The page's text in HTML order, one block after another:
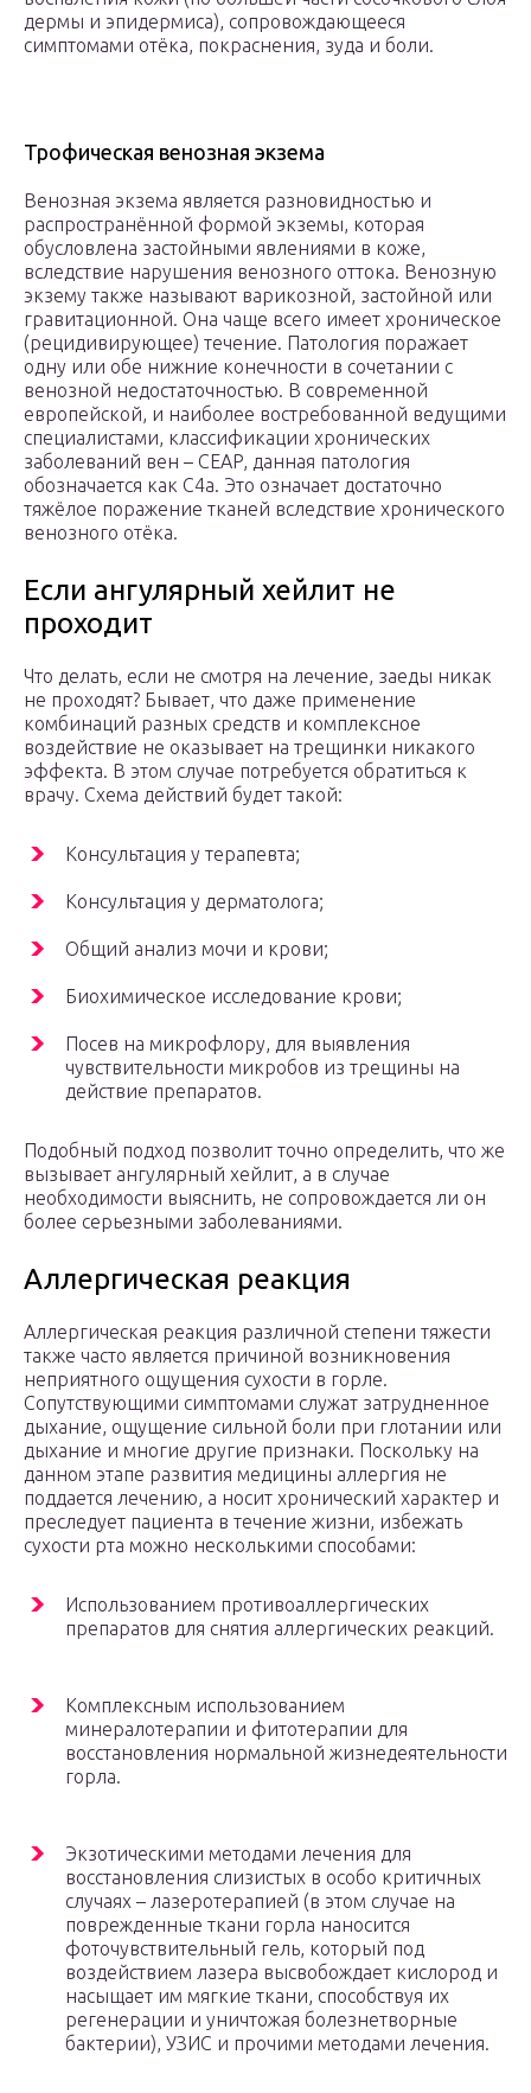
дермы и эпидермиса), сопровождающееся
симптомами отёка, покраснения, зуда и боли.
Трофическая венозная экзема
Венозная экзема является разновидностью и
распространённой формой экземы, которая
обусловлена застойными явлениями в коже,
вследствие нарушения венозного оттока. Венозную
экзему также называют варикозной, застойной или
гравитационной. Она чаще всего имеет хроническое
(рецидивирующее) течение. Патология поражает
одну или обе нижние конечности в сочетании с
венозной недостаточностью. В современной
европейской, и наиболее востребованной ведущими
специалистами, классификации хронических
заболеваний вен – CEAP, данная патология
обозначается как С4а. Это означает достаточно
тяжёлое поражение тканей вследствие хронического
венозного отёка.
Если ангулярный хейлит не
проходит
Что делать, если не смотря на лечение, заеды никак
не проходят? Бывает, что даже применение
комбинаций разных средств и комплексное
воздействие не оказывает на трещинки никакого
эффекта. В этом случае потребуется обратиться к
врачу. Схема действий будет такой:
Консультация у терапевта;
Консультация у дерматолога;
Общий анализ мочи и крови;
Биохимическое исследование крови;
Посев на микрофлору, для выявления
чувствительности микробов из трещины на
действие препаратов.
Подобный подход позволит точно определить, что же
вызывает ангулярный хейлит, а в случае
необходимости выяснить, не сопровождается ли он
более серьезными заболеваниями.
Аллергическая реакция
Аллергическая реакция различной степени тяжести
также часто является причиной возникновения
неприятного ощущения сухости в горле.
Сопутствующими симптомами служат затрудненное
дыхание, ощущение сильной боли при глотании или
дыхание и многие другие признаки. Поскольку на
данном этапе развития медицины аллергия не
поддается лечению, а носит хронический характер и
преследует пациента в течение жизни, избежать
сухости рта можно несколькими способами:
Использованием противоаллергических
препаратов для снятия аллергических реакций.
Комплексным использованием
минералотерапии и фитотерапии для
восстановления нормальной жизнедеятельности
горла.
Экзотическими методами лечения для
восстановления слизистых в особо критичных
случаях – лазеротерапией (в этом случае на
поврежденные ткани горла наносится
фоточувствительный гель, который под
воздействием лазера высвобождает кислород и
насыщает им мягкие ткани, способствуя их
регенерации и уничтожая болезнетворные
бактерии), УЗИС и прочими методами лечения.